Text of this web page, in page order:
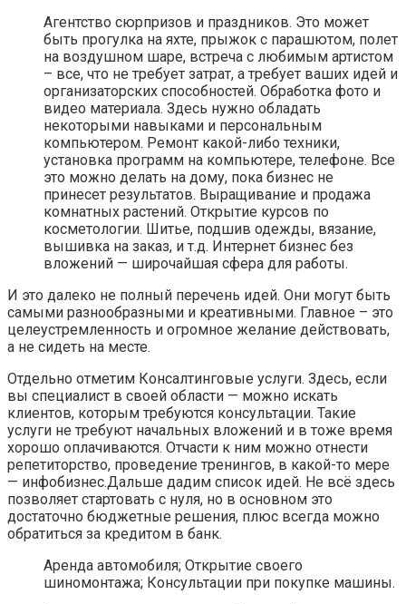
Агентство сюрпризов и праздников. Это может
быть прогулка на яхте, прыжок с парашютом, полет
на воздушном шаре, встреча с любимым артистом
– все, что не требует затрат, а требует ваших идей и
организаторских способностей. Обработка фото и
видео материала. Здесь нужно обладать
некоторыми навыками и персональным
компьютером. Ремонт какой-либо техники,
установка программ на компьютере, телефоне. Все
это можно делать на дому, пока бизнес не
принесет результатов. Выращивание и продажа
комнатных растений. Открытие курсов по
косметологии. Шитье, подшив одежды, вязание,
вышивка на заказ, и т.д. Интернет бизнес без
вложений — широчайшая сфера для работы.
И это далеко не полный перечень идей. Они могут быть
самыми разнообразными и креативными. Главное – это
целеустремленность и огромное желание действовать,
а не сидеть на месте.
Отдельно отметим Консалтинговые услуги. Здесь, если
вы специалист в своей области — можно искать
клиентов, которым требуются консультации. Такие
услуги не требуют начальных вложений и в тоже время
хорошо оплачиваются. Отчасти к ним можно отнести
репетиторство, проведение тренингов, в какой-то мере
— инфобизнес.Дальше дадим список идей. Не всё здесь
позволяет стартовать с нуля, но в основном это
достаточно бюджетные решения, плюс всегда можно
обратиться за кредитом в банк.
Аренда автомобиля; Открытие своего
шиномонтажа; Консультации при покупке машины.